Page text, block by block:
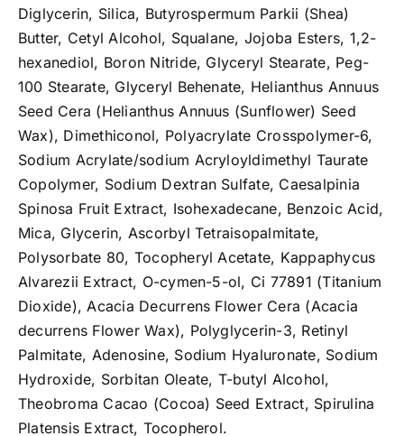
Diglycerin, Silica, Butyrospermum Parkii (Shea)
Butter, Cetyl Alcohol, Squalane, Jojoba Esters, 1,2-
hexanediol, Boron Nitride, Glyceryl Stearate, Peg-
100 Stearate, Glyceryl Behenate, Helianthus Annuus
Seed Cera (Helianthus Annuus (Sunflower) Seed
Wax), Dimethiconol, Polyacrylate Crosspolymer-6,
Sodium Acrylate/sodium Acryloyldimethyl Taurate
Copolymer, Sodium Dextran Sulfate, Caesalpinia
Spinosa Fruit Extract, Isohexadecane, Benzoic Acid,
Mica, Glycerin, Ascorbyl Tetraisopalmitate,
Polysorbate 80, Tocopheryl Acetate, Kappaphycus
Alvarezii Extract, O-cymen-5-ol, Ci 77891 (Titanium
Dioxide), Acacia Decurrens Flower Cera (Acacia
decurrens Flower Wax), Polyglycerin-3, Retinyl
Palmitate, Adenosine, Sodium Hyaluronate, Sodium
Hydroxide, Sorbitan Oleate, T-butyl Alcohol,
Theobroma Cacao (Cocoa) Seed Extract, Spirulina
Platensis Extract, Tocopherol.